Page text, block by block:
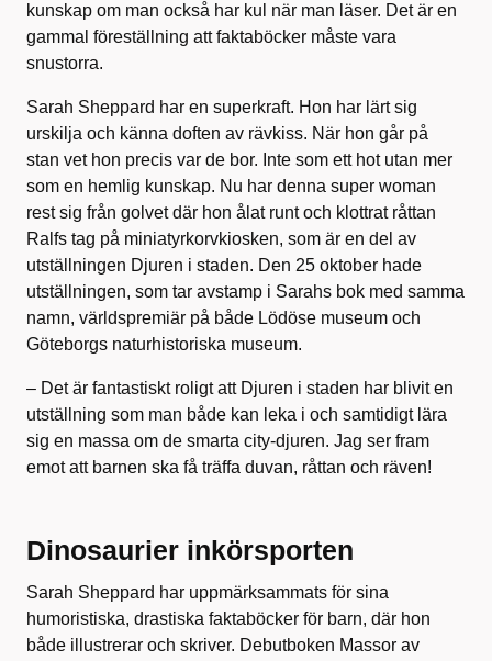
kunskap om man också har kul när man läser. Det är en
gammal föreställning att faktaböcker måste vara
snustorra.
Sarah Sheppard har en superkraft. Hon har lärt sig
urskilja och känna doften av rävkiss. När hon går på
stan vet hon precis var de bor. Inte som ett hot utan mer
som en hemlig kunskap. Nu har denna super woman
rest sig från golvet där hon ålat runt och klottrat råttan
Ralfs tag på miniatyrkorvkiosken, som är en del av
utställningen Djuren i staden. Den 25 oktober hade
utställningen, som tar avstamp i Sarahs bok med samma
namn, världspremiär på både Lödöse museum och
Göteborgs naturhistoriska museum.
– Det är fantastiskt roligt att Djuren i staden har blivit en
utställning som man både kan leka i och samtidigt lära
sig en massa om de smarta city-djuren. Jag ser fram
emotatt barnen ska få träffa duvan, råttan och räven!
Dinosaurier inkörsporten
Sarah Sheppard har uppmärksammats för sina
humoristiska, drastiska faktaböcker för barn, där hon
både illustrerar och skriver. Debutboken Massor av